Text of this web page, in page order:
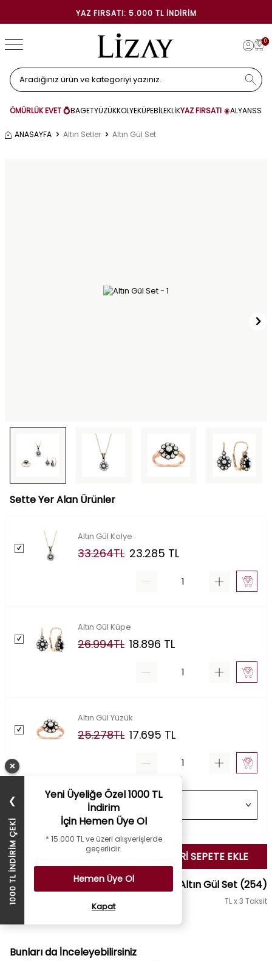
YAZ FIRSATI: 5.000 TL İNDIRIM
0
ÖMÜRLÜK EVET 💍BAGETYÜZÜKKOLYEKÜPEBİLEKLİKYAZ FIRSATI ☀️ALYANS
ANASAYFA Altın Setler Altın Gül Set
Sette Yer Alan Ürünler
Altın Gül Kolye
33.264TL 23.285 TL
Altın Gül Küpe
26.994TL 18.896 TL
Altın Gül Yüzük
25.278TL 17.695 TL
SEÇİLENLERİ SEPETE EKLE
Altın Gül Set (254)
TL x 3 Taksit
Bunları da İnceleyebilirsiniz
×
❯
1000 TL İNDİRİM ÇEKİ
Yeni Üyeliğe Özel 1000 TL
İndirim
İçin Hemen Üye Ol
* 15.000 TL ve üzeri alışverişlerde
geçerlidir.
Hemen Üye Ol
Kapat